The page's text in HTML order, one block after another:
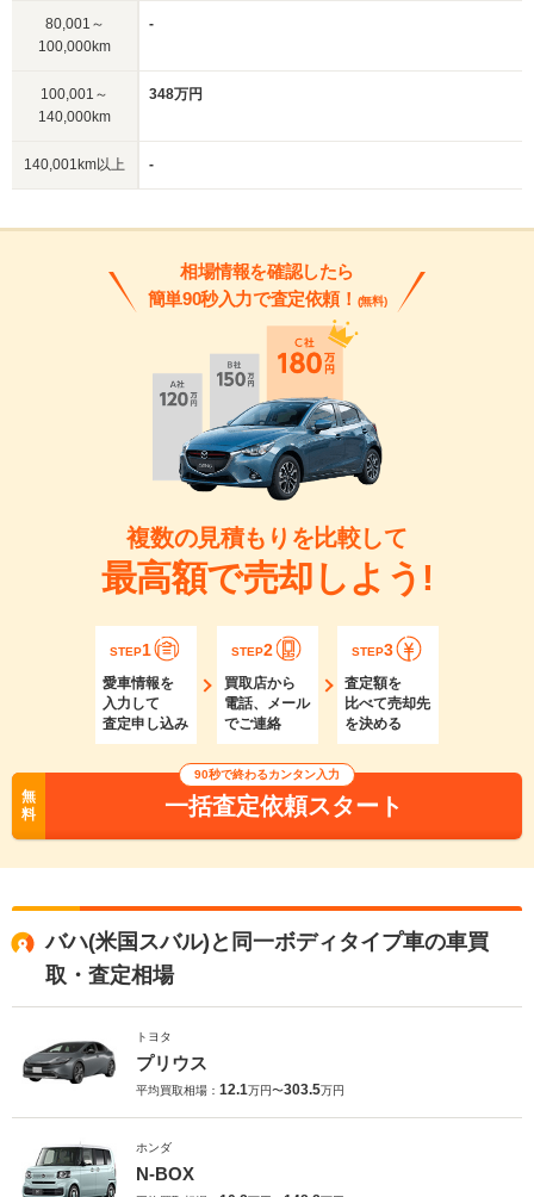
80,001～
100,000km
-
100,001～
140,000km
348万円
140,001km以上 -
相場情報を確認したら
簡単90秒入力で査定依頼！ (無料)
複数の見積もりを比較して
最高額で売却しよう!
STEP1
愛車情報を
入力して
査定申し込み
STEP2
買取店から
電話、メール
でご連絡
STEP3
査定額を
比べて売却先
を決める
無
料
90秒で終わるカンタン入力
一括査定依頼スタート
バハ(米国スバル)と同一ボディタイプ車の車買
取・査定相場
トヨタ
プリウス
平均買取相場： 12.1万円〜303.5万円
ホンダ
N-BOX